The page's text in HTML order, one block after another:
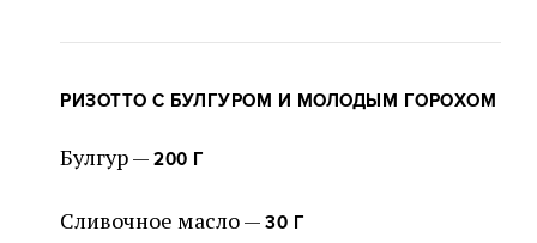
РИЗОТТО С БУЛГУРОМ И МОЛОДЫМ ГОРОХОМ
Булгур — 200 Г
Сливочное масло — 30 Г